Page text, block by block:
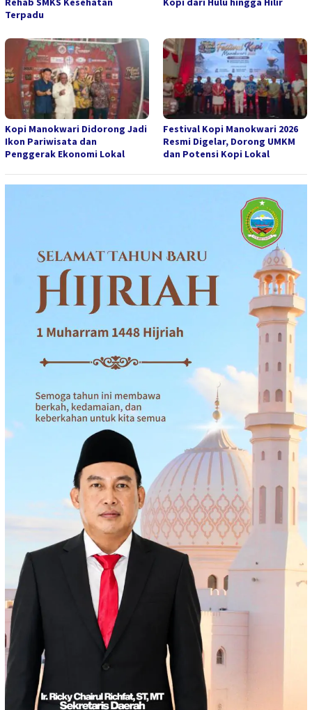
Terpadu
Kopi Manokwari Didorong Jadi
Ikon Pariwisata dan
Penggerak Ekonomi Lokal
Festival Kopi Manokwari 2026
Resmi Digelar, Dorong UMKM
dan Potensi Kopi Lokal